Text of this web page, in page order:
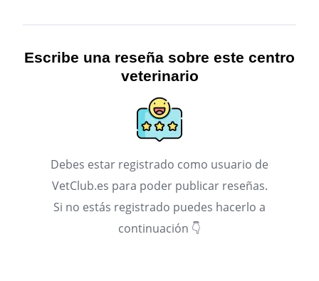
Escribe una reseña sobre este centro
veterinario
Debes estar registrado como usuario de
VetClub.es para poder publicar reseñas.
Si no estás registrado puedes hacerlo a
continuación 👇